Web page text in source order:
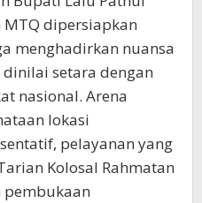
MTQ dipersiapkan
menghadirkan nuansa
setara dengan
nasional. Arena
lokasi
pelayanan yang
Kolosal Rahmatan
pembukaan